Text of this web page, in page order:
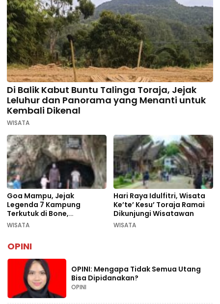
Di Balik Kabut Buntu Talinga Toraja, Jejak
Leluhur dan Panorama yang Menanti untuk
Kembali Dikenal
WISATA
Goa Mampu, Jejak
Legenda 7 Kampung
Terkutuk di Bone,
Rekomendasi Liburan
WISATA
Hari Raya Idulfitri, Wisata
Ke’te’ Kesu’ Toraja Ramai
Dikunjungi Wisatawan
WISATA
OPINI
OPINI: Mengapa Tidak Semua Utang
Bisa Dipidanakan?
OPINI